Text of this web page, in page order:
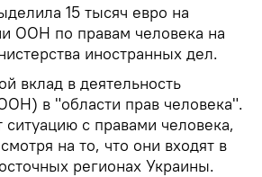
15 тысяч евро на
ООН по правам человека на
иностранных дел.
вклад в деятельность
в "области прав человека".
с правами человека,
на то, что они входят в
регионах Украины.